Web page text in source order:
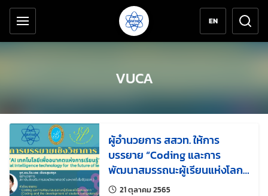
ข้ามไปยังเนื้อหาหลัก
เครื่องมือช่วยเหลือ
EN
VUCA
ผู้อำนวยการ สสวท. ให้การ
บรรยาย “Coding และการ
พัฒนาสมรรถนะผู้เรียนแห่งโลก
อนาคต”
21 ตุลาคม 2565แก้ไขล่าสุดเมื่อ: